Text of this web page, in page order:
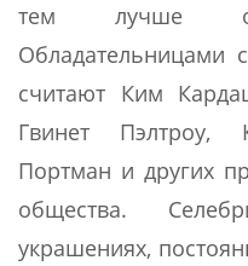
тем лучше
Обладательницами
считают Ким
Гвинет Пэлтроу,
Портман и других
общества.
украшениях,